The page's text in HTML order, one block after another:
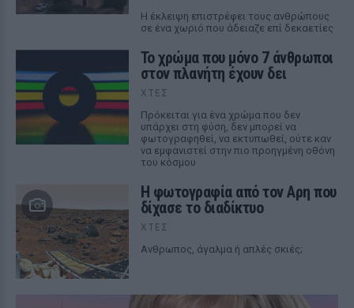
Η έκλειψη επιστρέφει τους ανθρώπους
σε ένα χωριό που άδειαζε επί δεκαετίες
Το χρώμα που μόνο 7 άνθρωποι
στον πλανήτη έχουν δει
ΧΤΕΣ
Πρόκειται για ένα χρώμα που δεν
υπάρχει στη φύση, δεν μπορεί να
φωτογραφηθεί, να εκτυπωθεί, ούτε καν
να εμφανιστεί στην πιο προηγμένη οθόνη
του κόσμου
Η φωτογραφία από τον Αρη που
δίχασε το διαδίκτυο
ΧΤΕΣ
Ανθρωπος, άγαλμα ή απλές σκιές;